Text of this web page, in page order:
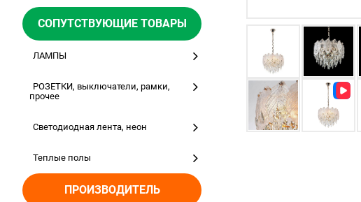
СОПУТСТВУЮЩИЕ ТОВАРЫ
ЛАМПЫ
РОЗЕТКИ, выключатели, рамки,
прочее
Светодиодная лента, неон
Теплые полы
ПРОИЗВОДИТЕЛЬ